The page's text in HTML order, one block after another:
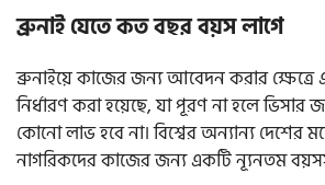
ব্রুনাই যেতে কত বছর বয়স লাগে
ব্রুনাইয়ে কাজের জন্য আবেদন করার ক্ষেত্রে
নির্ধারণ করা হয়েছে, যা পূরণ না হলে
কোনো লাভ হবে না। বিশ্বের অন্যান্য দেশের
নাগরিকদের কাজের জন্য একটি ন্যূনতম